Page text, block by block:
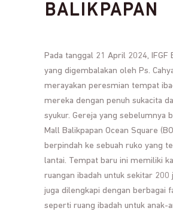
BALIKPAPAN
Pada tanggal 21 April 2024, IFGF
yang digembalakan oleh Ps.
merayakan peresmian tempat
mereka dengan penuh sukacita
syukur. Gereja yang sebelumnya
Mall Balikpapan Ocean Square
berpindah ke sebuah ruko yang
lantai. Tempat baru ini memiliki
ruangan ibadah untuk sekitar 200
juga dilengkapi dengan berbagai
seperti ruang ibadah untuk anak-